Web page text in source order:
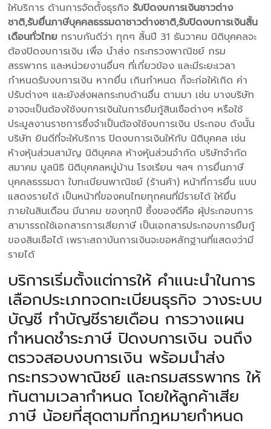
ให้บริการ ด้านการจัดตั้งธุรกิจ รับปิดงบการเงินชาวต่าง
ชาติ,รับยื่นภาษีบุคคลธรรมดาชาวต่างชาติ,รับปิดงบการเงินสิ้น
เดือนทั่วไทย ทราบกันดีว่า ทุกๆ สิ้นปี 31 ธันวาคม นิติบุคคลจะ
ต้องปิดงบการเงิน เพื่อ นำส่ง กระทรวงพาณิชย์ กรม
สรรพากร และหน่วยงานอื่นๆ ที่เกี่ยวข้อง และมีระยะเวลา
กำหนดรับงบการเงิน หากยื่น เกินกำหนด ก็จะก่อให้เกิด ค่า
ปรับต่างๆ และยังส่งผลกระทบด้านอื่น ตามมา เช่น บางบริษัท
อาจจะเป็นต้องใช้งบการเงินในการยืมกู้สินเชือต่างๆ หรือใช้
ประมูลงานราชการซึ่งจำเป็นต้องใช้งบการเงิน ประกอบ ดังนั้น
บริษัท ยินดีที่จะให้บริการ ปิดงบการเงินให้กับ นิติบุคคล เช่น
ห้างหุ้นส่วนสามัญ นิติบุคคล ห้างหุ้นส่วนจำกัด บริษัทจำกัด
สมาคม มูลนิธิ นิติบุคคลหมู่บ้าน โรงเรียน ฯลฯ การยื่นภาษี
บุคคลธรรมดา ใบทะเบียนพาณิชย์ (ร้านค้า) หน้าที่การยื่น แบบ
แสดงรายได้ เป็นหน้าที่ของคนไทยทุกคนที่มีรายได้ ให้ยื่น
ภายในสินเดือน มีนาคม ของทุกปี ซึ้งของดีคือ ผุ้ประกอบการ
สามารรถใช้เอกสารการเสียภาษี เป็นเอกสารประกอบการยืมกู้
ของสินเชือได้ เพราะสถาบันการเงินจะขอหลักฐานที่แสดงว่ามี
รายได้
บริการเริ่มตั้งแต่การให้ คำแนะนำในการ
เลือกประเภทจดทะเบียนธุรกิจ วางระบบ
บัญชี ทำบัญชีรายเดือน การวางแผน
กำหนดชำระภาษี ปิดงบการเงิน จนถึง
ตรวจสอบงบการเงิน พร้อมนำส่ง
กระทรวงพาณิชย์ และกรมสรรพากร ให้
ทันตามเวลากำหนด โดยให้ลูกค้าเสีย
ภาษี น้อยที่สุดตามที่กฎหมายกำหนด